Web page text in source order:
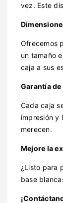
vez. Este
Ofrecemos
un tamaño
caja a sus
Garantía
Cada caja
impresión y
merecen.
Mejore la
¿Listo para
base